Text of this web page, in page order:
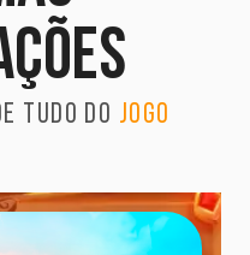
tudo do jogo